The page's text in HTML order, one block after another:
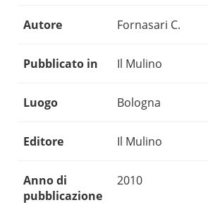
Autore Fornasari C.
Pubblicato in Il Mulino
Luogo Bologna
Editore Il Mulino
Anno di
pubblicazione
2010